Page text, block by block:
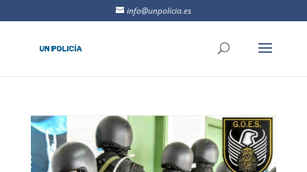
info@unpolicia.es